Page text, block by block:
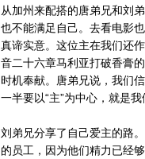
从加州来配搭的唐弟兄和刘
也不能满足自己。去看电影
真谛实意。这位主在我们还
音二十六章马利亚打破香膏
时机奉献。唐弟兄说，我们
一半要以“主”为中心，就是我
刘弟兄分享了自己爱主的路
的员工，因为他们精力已经